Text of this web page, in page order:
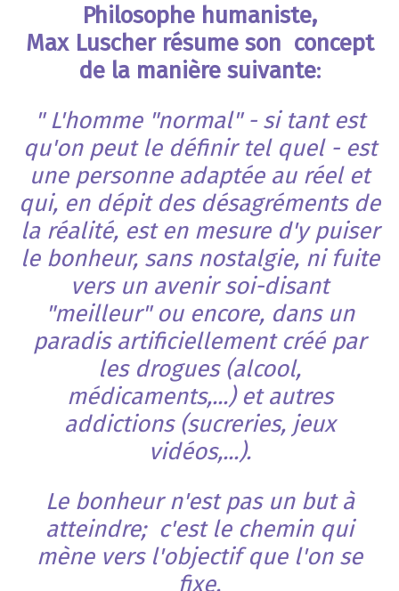
Philosophe humaniste,
Max Luscher résume son concept
de la manière suivante:
" L'homme "normal" - si tant est
qu'on peut le définir tel quel - est
une personne adaptée au réel et
qui, en dépit des désagréments de
la réalité, est en mesure d'y puiser
le bonheur, sans nostalgie, ni fuite
vers un avenir soi-disant
"meilleur" ou encore, dans un
paradis artificiellement créé par
les drogues (alcool,
médicaments,...) et autres
addictions (sucreries, jeux
vidéos,...).
Le bonheur n'est pas un but à
atteindre; c'est le chemin qui
mène vers l'objectif que l'on se
fixe.